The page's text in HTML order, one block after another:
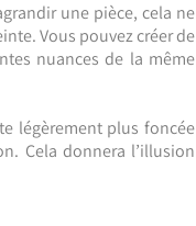
une pièce, cela ne
Vous pouvez créer de
nuances de la même
légèrement plus foncée
Cela donnera l’illusion